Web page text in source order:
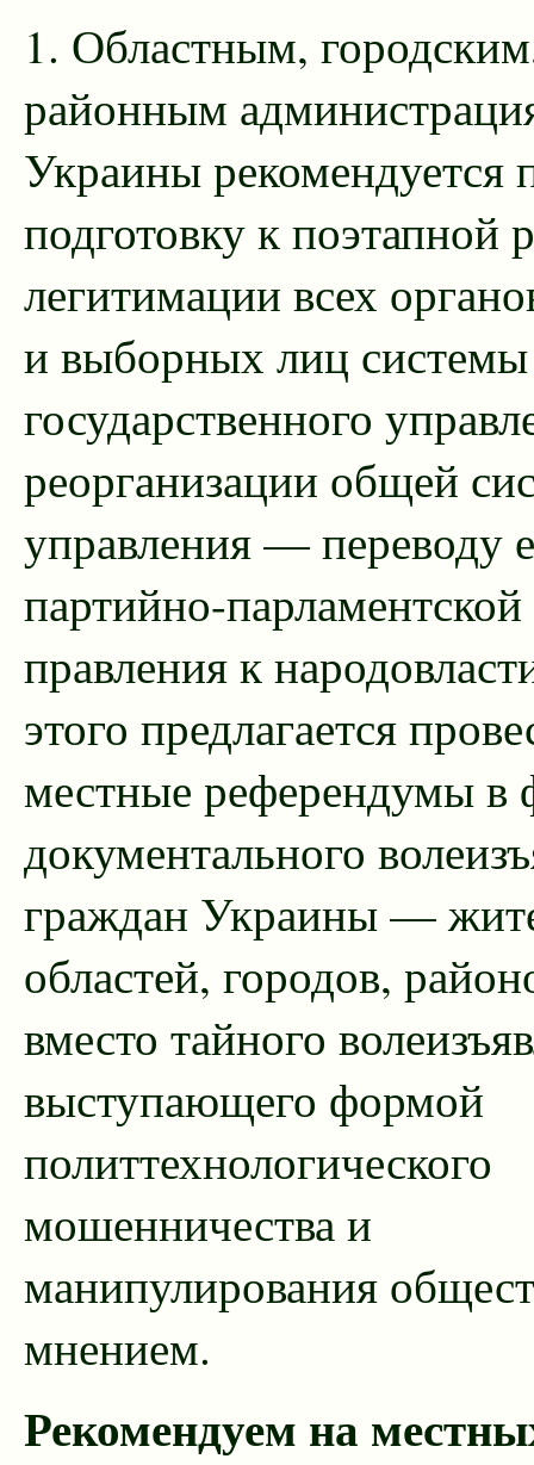
1. Областным,
районным
Украины рекомендуется
подготовку к поэтапной
легитимации всех
и выборных лиц системы
государственного
реорганизации общей
управления — переводу
партийно-
правления к
этого предлагается
местные референдумы в
документального
граждан Украины —
областей, городов,
вместо тайного
выступающего формой
политтехнологического
мошенничества и
манипулирования
мнением.
Рекомендуем на